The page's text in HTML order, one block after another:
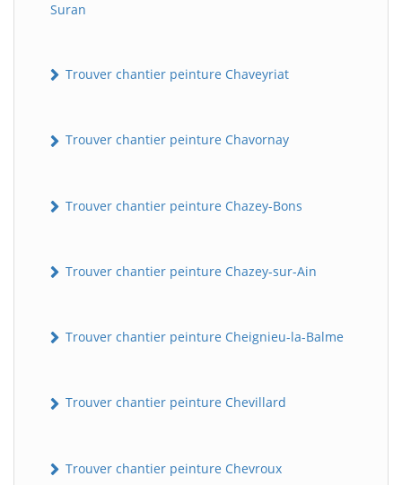
Suran
Trouver chantier peinture Chaveyriat
Trouver chantier peinture Chavornay
Trouver chantier peinture Chazey-Bons
Trouver chantier peinture Chazey-sur-Ain
Trouver chantier peinture Cheignieu-la-Balme
Trouver chantier peinture Chevillard
Trouver chantier peinture Chevroux